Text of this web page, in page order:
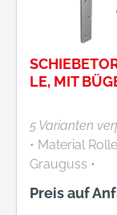
LE, MIT
5 Varianten
• Material
Grauguss •
zum
Preis auf